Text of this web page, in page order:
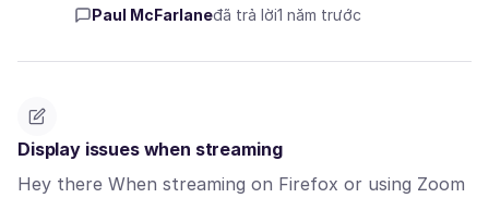
Paul McFarlaneđã trả lời1 năm trước
Display issues when streaming
Hey there When streaming on Firefox or using Zoom